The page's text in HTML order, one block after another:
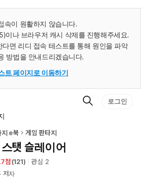
속이 원활하지 않습니다.
이나 브라우저 캐시 삭제를 진행해주세요.
면 리디 접속 테스트를 통해 원인을 파악
방법을 안내드리겠습니다.
트 페이지로 이동하기
검
로그인
지 e북 게임 판타지
스탯 슬레이어
(121) 관심 2
저자